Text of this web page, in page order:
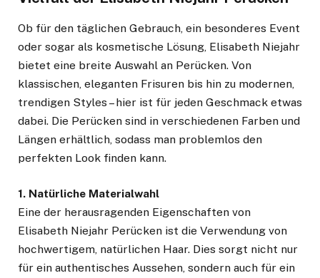
Ob für den täglichen Gebrauch, ein besonderes Event
oder sogar als kosmetische Lösung, Elisabeth Niejahr
bietet eine breite Auswahl an Perücken. Von
klassischen, eleganten Frisuren bis hin zu modernen,
trendigen Styles – hier ist für jeden Geschmack etwas
dabei. Die Perücken sind in verschiedenen Farben und
Längen erhältlich, sodass man problemlos den
perfekten Look finden kann.
1. Natürliche Materialwahl
Eine der herausragenden Eigenschaften von
Elisabeth Niejahr Perücken ist die Verwendung von
hochwertigem, natürlichen Haar. Dies sorgt nicht nur
für ein authentisches Aussehen, sondern auch für ein